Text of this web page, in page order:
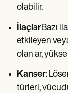
olabilir.
İlaçlarBazı
etkileyen
olanlar,
Kanser:
türleri,